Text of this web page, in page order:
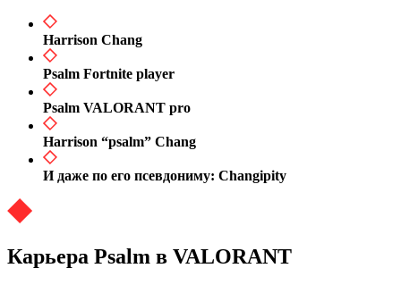
Harrison Chang
Psalm Fortnite player
Psalm VALORANT pro
Harrison “psalm” Chang
И даже по его псевдониму: Changipity
Карьера Psalm в VALORANT